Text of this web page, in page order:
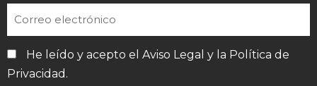
He leído y acepto el Aviso Legal y la Política de
Privacidad .